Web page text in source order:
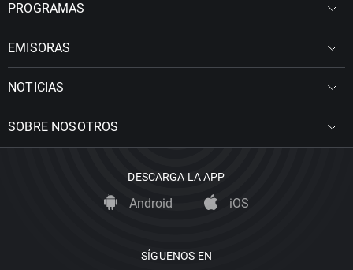
PROGRAMAS
EMISORAS
NOTICIAS
SOBRE NOSOTROS
DESCARGA LA APP
Android iOS
SÍGUENOS EN